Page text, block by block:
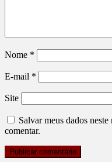
Nome *
E-mail *
Site
Salvar meus dados
comentar.